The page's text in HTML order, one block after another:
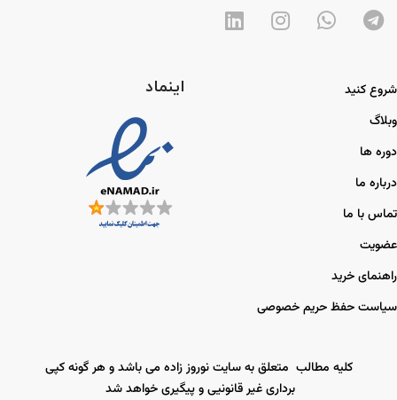
شروع کنید
وبلاگ
دوره ها
درباره ما
تماس با ما
عضویت
راهنمای خرید
سیاست حفظ حریم خصوصی
اینماد
کلیه مطالب متعلق به سایت نوروز زاده می باشد و هر گونه کپی
برداری غیر قانونیی و پیگیری خواهد شد